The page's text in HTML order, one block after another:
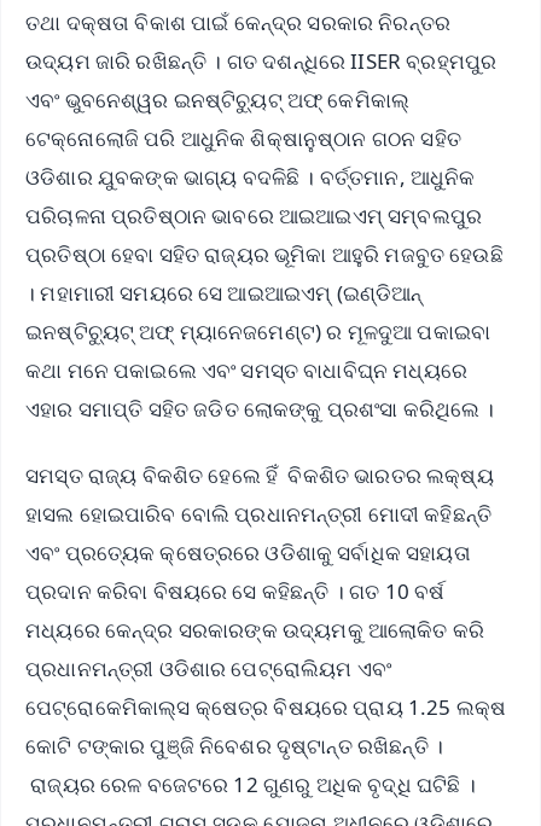
ତଥା ଦକ୍ଷତା ବିକାଶ ପାଇଁ କେନ୍ଦ୍ର ସରକାର ନିରନ୍ତର
ଉଦ୍ୟମ ଜାରି ରଖିଛନ୍ତି । ଗତ ଦଶନ୍ଧିରେ IISER ବ୍ରହ୍ମପୁର
ଏବଂ ଭୁବନେଶ୍ୱର ଇନଷ୍ଟିଚ୍ୟୁଟ୍ ଅଫ୍ କେମିକାଲ୍
ଟେକ୍ନୋଲୋଜି ପରି ଆଧୁନିକ ଶିକ୍ଷାନୁଷ୍ଠାନ ଗଠନ ସହିତ
ଓଡିଶାର ଯୁବକଙ୍କ ଭାଗ୍ୟ ବଦଳିଛି । ବର୍ତ୍ତମାନ, ଆଧୁନିକ
ପରିଚାଳନା ପ୍ରତିଷ୍ଠାନ ଭାବରେ ଆଇଆଇଏମ୍ ସମ୍ବଲପୁର
ପ୍ରତିଷ୍ଠା ହେବା ସହିତ ରାଜ୍ୟର ଭୂମିକା ଆହୁରି ମଜବୁତ ହେଉଛି
। ମହାମାରୀ ସମୟରେ ସେ ଆଇଆଇଏମ୍ (ଇଣ୍ଡିଆନ୍
ଇନଷ୍ଟିଚ୍ୟୁଟ୍ ଅଫ୍ ମ୍ୟାନେଜମେଣ୍ଟ) ର ମୂଳଦୁଆ ପକାଇବା
କଥା ମନେ ପକାଇଲେ ଏବଂ ସମସ୍ତ ବାଧାବିଘ୍ନ ମଧ୍ୟରେ
ଏହାର ସମାପ୍ତି ସହିତ ଜଡିତ ଲୋକଙ୍କୁ ପ୍ରଶଂସା କରିଥିଲେ ।
ସମସ୍ତ ରାଜ୍ୟ ବିକଶିତ ହେଲେ ହିଁ ବିକଶିତ ଭାରତର ଲକ୍ଷ୍ୟ
ହାସଲ ହୋଇପାରିବ ବୋଲି ପ୍ରଧାନମନ୍ତ୍ରୀ ମୋଦୀ କହିଛନ୍ତି
ଏବଂ ପ୍ରତ୍ୟେକ କ୍ଷେତ୍ରରେ ଓଡିଶାକୁ ସର୍ବାଧିକ ସହାୟତା
ପ୍ରଦାନ କରିବା ବିଷୟରେ ସେ କହିଛନ୍ତି । ଗତ 10 ବର୍ଷ
ମଧ୍ୟରେ କେନ୍ଦ୍ର ସରକାରଙ୍କ ଉଦ୍ୟମକୁ ଆଲୋକିତ କରି
ପ୍ରଧାନମନ୍ତ୍ରୀ ଓଡିଶାର ପେଟ୍ରୋଲିୟମ ଏବଂ
ପେଟ୍ରୋକେମିକାଲ୍ସ କ୍ଷେତ୍ର ବିଷୟରେ ପ୍ରାୟ 1.25 ଲକ୍ଷ
କୋଟି ଟଙ୍କାର ପୁଞ୍ଜି ନିବେଶର ଦୃଷ୍ଟାନ୍ତ ରଖିଛନ୍ତି ।
ରାଜ୍ୟର ରେଳ ବଜେଟରେ 12 ଗୁଣରୁ ଅଧିକ ବୃଦ୍ଧି ଘଟିଛି ।